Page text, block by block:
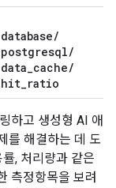
database/
postgresql/
data_cache/
hit_ratio
하고 생성형 AI 애
를 해결하는 데 도
, 처리량과 같은
측정항목을 보려